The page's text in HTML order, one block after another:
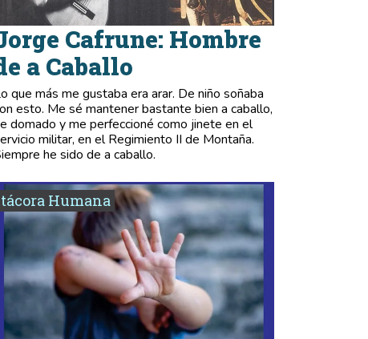
Cafrune: Hombre
a Caballo
que más me gustaba era arar. De niño soñaba
esto. Me sé mantener bastante bien a caballo,
domado y me perfeccioné como jinete en el
militar, en el Regimiento II de Montaña.
he sido de a caballo.
Humana